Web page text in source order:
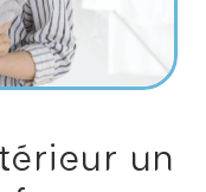
un
besoin